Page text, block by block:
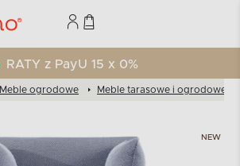
RATY z PayU 15 x 0%
Meble ogrodowe Meble tarasowe i ogrodowe
NEW